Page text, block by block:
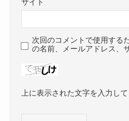
サイト
次回のコメントで使用する
の名前、メールアドレス、
上に表示された文字を入力して